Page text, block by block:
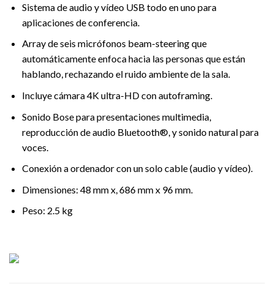
Sistema de audio y vídeo USB todo en uno para
aplicaciones de conferencia.
Array de seis micrófonos beam-steering que
automáticamente enfoca hacia las personas que están
hablando, rechazando el ruido ambiente de la sala.
Incluye cámara 4K ultra-HD con autoframing.
Sonido Bose para presentaciones multimedia,
reproducción de audio Bluetooth®, y sonido natural para
voces.
Conexión a ordenador con un solo cable (audio y vídeo).
Dimensiones: 48 mm x, 686 mm x 96 mm.
Peso: 2.5 kg